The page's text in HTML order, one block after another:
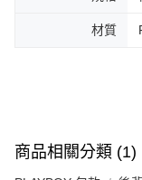
材質
商品相關分類 (1)